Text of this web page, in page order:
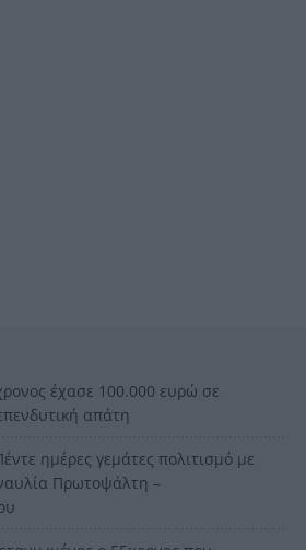
έχασε 100.000 ευρώ σε
απάτη
ημέρες γεμάτες πολιτισμό με
Πρωτοψάλτη –